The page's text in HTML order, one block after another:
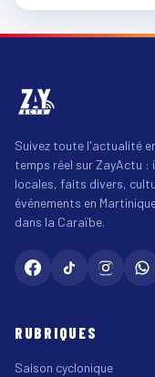
Suivez toute l'actualité
temps réel sur ZayActu :
locales, faits divers,
événements en
dans la Caraïbe.
RUBRIQUES
Saison cyclonique